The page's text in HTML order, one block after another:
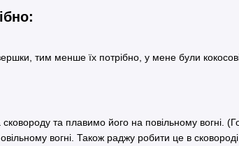
тим менше їх потрібно, у мене були
та плавимо його на повільному вогні.
вогні. Також раджу робити це в